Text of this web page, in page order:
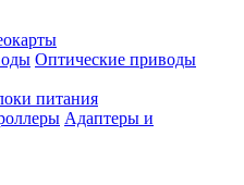
Оптические приводы
питания
Адаптеры и